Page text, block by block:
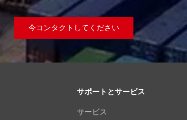
今コンタクトしてください
サポートとサービス
サービス